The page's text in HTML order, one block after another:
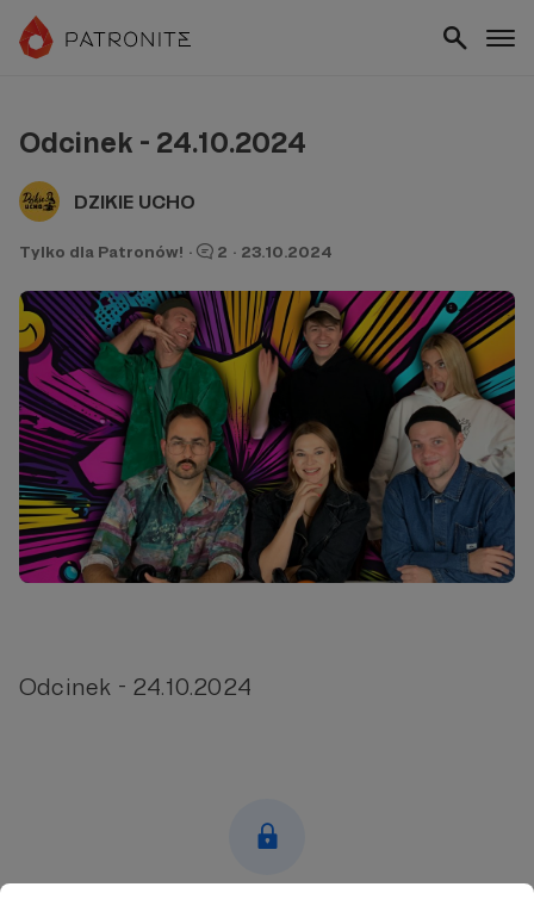
Odcinek - 24.10.2024
DZIKIE UCHO
Tylko dla Patronów! · 2 · 23.10.2024
Odcinek - 24.10.2024